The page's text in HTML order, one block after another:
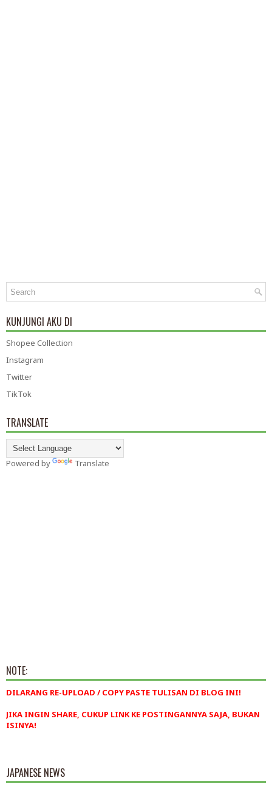
KUNJUNGI AKU DI
Shopee Collection
Instagram
Twitter
TikTok
TRANSLATE
Powered by Translate
NOTE:
DILARANG RE-UPLOAD / COPY PASTE TULISAN DI BLOG INI!
JIKA INGIN SHARE, CUKUP LINK KE POSTINGANNYA SAJA, BUKAN
ISINYA!
JAPANESE NEWS